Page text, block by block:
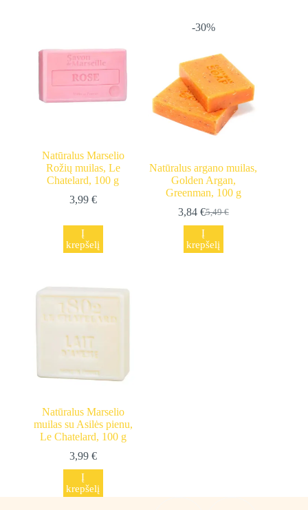
Natūralus Marselio
Rožių muilas, Le
Chatelard, 100 g
3,99 €
Į
krepšelį
-30%
Natūralus argano muilas,
Golden Argan,
Greenman, 100 g
5,49€
Original
price
was:
5,49 €.
3,84 €Current
price
is:
3,84 €.
Į
krepšelį
Natūralus Marselio
muilas su Asilės pienu,
Le Chatelard, 100 g
3,99 €
Į
krepšelį